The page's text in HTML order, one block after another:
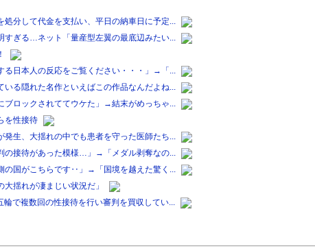
分して代金を支払い、平日の納車日に予定...
すぎる…ネット「量産型左翼の最底辺みたい...
る日本人の反応をご覧ください・・・」→「...
る隠れた名作といえばこの作品なんだよね...
ブロックされててウケた」→結末がめっちゃ...
を性接待
生、大揺れの中でも患者を守った医師たち...
の接待があった模様…」→「メダル剥奪なの...
の国がこちらです‥」→「国境を越えた驚く...
揺れが凄まじい状況だ」
輪で複数回の性接待を行い審判を買収してい...